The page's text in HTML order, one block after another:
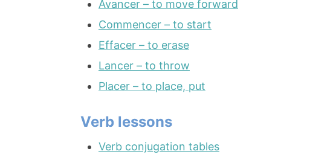
Avancer – to move forward
Commencer – to start
Effacer – to erase
Lancer – to throw
Placer – to place, put
Verb lessons
Verb conjugation tables